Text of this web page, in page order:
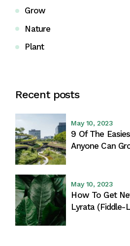
Grow
Nature
Plant
Recent posts
May 10, 2023
9 Of The
Anyone Can
May 10, 2023
How To Get
Lyrata (Fiddle-